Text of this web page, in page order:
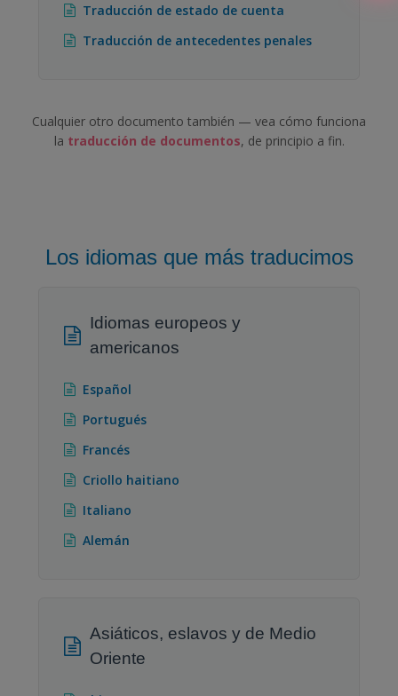
Traducción de estado de cuenta
Traducción de antecedentes penales
Cualquier otro documento también — vea cómo funciona
la traducción de documentos, de principio a fin.
Los idiomas que más traducimos
Idiomas europeos y
americanos
Español
Portugués
Francés
Criollo haitiano
Italiano
Alemán
Asiáticos, eslavos y de Medio
Oriente